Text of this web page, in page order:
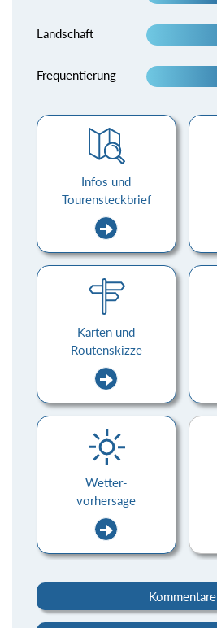
Landschaft
Frequentierung
Infos und
Tourensteckbrief
Karten und
Routenskizze
Wetter-
vorhersage
Kommentare